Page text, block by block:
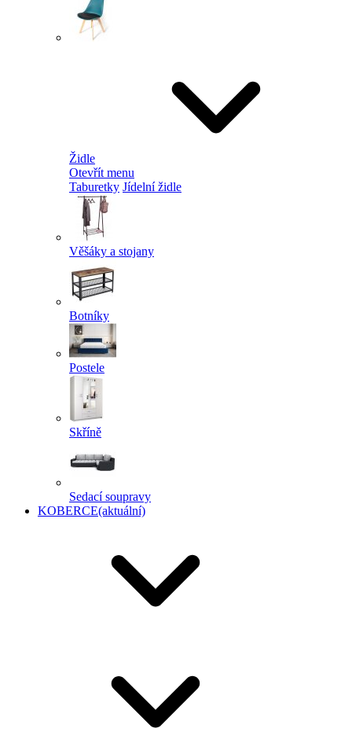
Židle
Otevřít menu
Taburetky Jídelní židle
Věšáky a stojany
Botníky
Postele
Skříně
Sedací soupravy
KOBERCE(aktuální)